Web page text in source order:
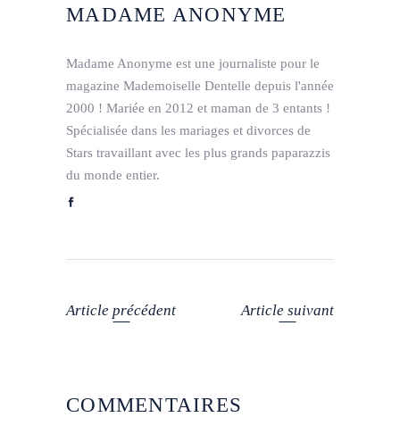
MADAME ANONYME
Madame Anonyme est une journaliste pour le
magazine Mademoiselle Dentelle depuis l'année
2000 ! Mariée en 2012 et maman de 3 entants !
Spécialisée dans les mariages et divorces de
Stars travaillant avec les plus grands paparazzis
du monde entier.
Article précédent Article suivant
COMMENTAIRES